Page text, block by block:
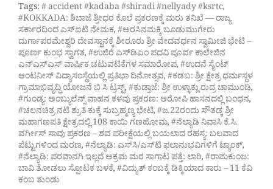
Tags:# accident #kadaba #shiradi #nellyady #ksrtc,
#KOKKADA: ಶಿಬಾಜೆ ಶ್ರೀಧರ ಕೊಲೆ ಪ್ರಕರಣಕ್ಕೆ ಮರು ತನಿಖೆ — ರಾಜ್ಯ
ಸರ್ಕಾರದಿಂದ ಎಸ್‌ಐಟಿ ನೇಮಕ,#ಅರಸಿನಮಕ್ಕಿ ಬೂಡುಮುಗೇರು
ದುರ್ಗಾಪರಮೇಶ್ವರಿ ದೇವಸ್ಥಾನಕ್ಕೆ ಶೀರೂರು ಶ್ರೀ ವೇದವರ್ಧನ ಸ್ವಾಮೀಜಿ ಭೇಟಿ –
ಪೂರ್ಣ ಕುಂಭ ಸ್ವಾಗತ,#ಉಜಿರೆ ಎಸ್‌ಡಿಎಂ ಪದವಿ ಪೂರ್ವ ಕಾಲೇಜಿನ
ಎನ್‌ಎಸ್‌ಎಸ್ ವಾರ್ಷಿಕ ಚಟುವಟಿಕೆಗಳ ಸಮಾರೋಪ,#ಉದನೆ ಸೈಂಟ್
ಆಂಟನೀಸ್‌ ವಿದ್ಯಾಸಂಸ್ಥೆಯಲ್ಲಿ ಪ್ರತಿಭಾ ದಿನೋತ್ಸವ,#ಕಡಬ: ಶ್ರೀ ಕ್ಷೇತ್ರ ಧರ್ಮಸ್ಥಳ
ಗ್ರಾಮಾಭಿವೃದ್ಧಿ ಯೋಜನೆ ಬಿ ಸಿ ಟ್ರಸ್ಟ್‌,#ಕುಡ್ತಾಜೆ: ಶ್ರೀ ಉಳ್ಳಾಕ್ಲು ರುದ್ರ ಚಾಮುಂಡಿ,
#ಗುಂಡ್ಯ: ಅಂಬ್ಯುಲೆನ್ಸ್ ವಾಹನ ಕಳವು ಪ್ರಕರಣ: ಆರೋಪಿ ಹಾಸನದಲ್ಲಿ ಬಂಧನ,
#ಚಲನಚಿತ್ರ ನಟಿ ಶ್ರುತಿ ಕುಕ್ಕೆ ಸುಬ್ರಹ್ಮಣ್ಯ ಭೇಟಿ,#ಜ.22ರಂದು ಸೌತಡ್ಕ ಶ್ರೀ
ಮಹಾಗಣಪತಿ ಕ್ಷೇತ್ರದಲ್ಲಿ 108 ಕಾಯಿ ಗಣಹೋಮ,#ನೆಲ್ಯಾಡಿ ನಿವಾಸಿ ಕೆ.ಸಿ.
ವರ್ಗೀಸ್ ಸಾವು ಪ್ರಕರಣ – ಶವ ಪರೀಕ್ಷೆಯಲ್ಲಿ ಬಯಲಾದ ರಹಸ್ಯ: ಬಲವಾದ
ಪೆಟ್ಟುಗಳಿಂದ ಮರಣ,#ನೆಲ್ಯಾಡಿ: ಎಸ್‌ಸಿ/ಎಸ್‌ಟಿ ಫಲಾನುಭವಿಗಳಿಗೆ ಟ್ಯಾಂಕ್,
#ನೆಲ್ಯಾಡಿ: ಪರವಾನಗಿ ಇಲ್ಲದೆ ಅಕ್ರಮ ಮರ ಸಾಗಾಟ ಪತ್ತೆ: ಲಾರಿ,#ರಾಮಕುಂಜ:
ಬಾವಿ ತೋಡಲು ಸ್ಪೋಟಕ ಬಳಕೆ,#ವಿದ್ಯುತ್ ಕಂಬಕ್ಕೆ ಡಿಕ್ಕಿಯಾದ ಕಾರು – 11 ಕೆವಿ
ಕಂಬ ತುಂಡು